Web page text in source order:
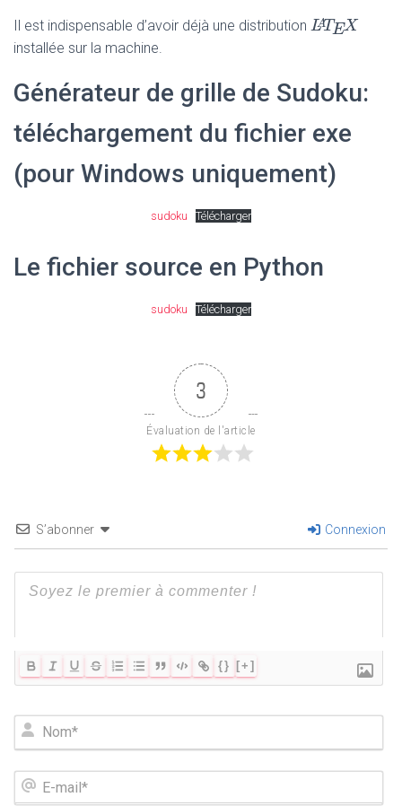
Il est indispensable d’avoir déjà une distribution LATEX
LATEX
installée sur la machine.
Générateur de grille de Sudoku:
téléchargement du fichier exe
(pour Windows uniquement)
sudoku Télécharger
Le fichier source en Python
sudoku Télécharger
3
Évaluation de l'article
S’abonner Connexion
{} [+]
*